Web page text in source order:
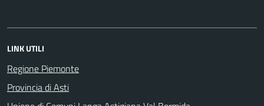
LINK UTILI
Regione Piemonte
Provincia di Asti